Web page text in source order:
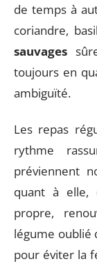
de temps à
coriandre,
sauvages
toujours en
ambiguïté.
Les repas
rythme
préviennent
quant à elle,
propre,
légume oublié
pour éviter la